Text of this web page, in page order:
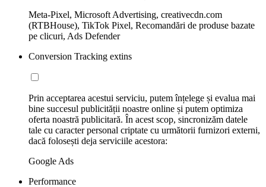
Meta-Pixel, Microsoft Advertising, creativecdn.com
(RTBHouse), TikTok Pixel, Recomandări de produse bazate
pe clicuri, Ads Defender
Conversion Tracking extins
Prin acceptarea acestui serviciu, putem înțelege și evalua mai
bine succesul publicității noastre online și putem optimiza
oferta noastră publicitară. În acest scop, sincronizăm datele
tale cu caracter personal criptate cu următorii furnizori externi,
dacă folosești deja serviciile acestora:
Google Ads
Performance